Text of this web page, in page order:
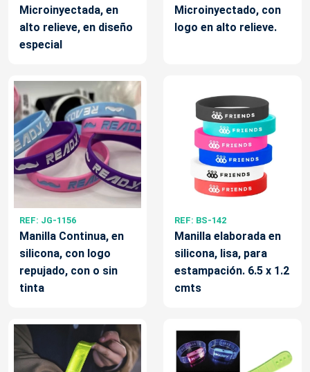
Microinyectada, en
alto relieve, en diseño
especial
Microinyectado, con
logo en alto relieve.
REF: JG-1156
Manilla Continua, en
silicona, con logo
repujado, con o sin
tinta
REF: BS-142
Manilla elaborada en
silicona, lisa, para
estampación. 6.5 x 1.2
cmts